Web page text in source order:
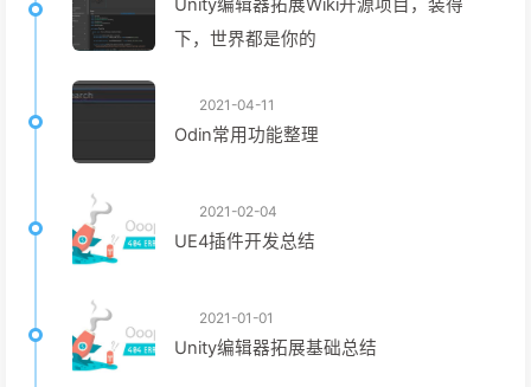
Unity编辑器拓展Wiki开源项目，装得
下，世界都是你的
2021-04-11
Odin常用功能整理
2021-02-04
UE4插件开发总结
2021-01-01
Unity编辑器拓展基础总结